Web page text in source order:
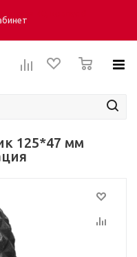
125*47 мм